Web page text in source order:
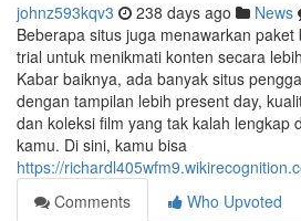
johnz593kqv3 238 days ago News
Beberapa situs juga menawarkan
trial untuk menikmati konten secara
Kabar baiknya, ada banyak situs
dengan tampilan lebih present day,
dan koleksi film yang tak kalah lengkap
kamu. Di sini, kamu bisa
https://
Comments
Who Upvoted